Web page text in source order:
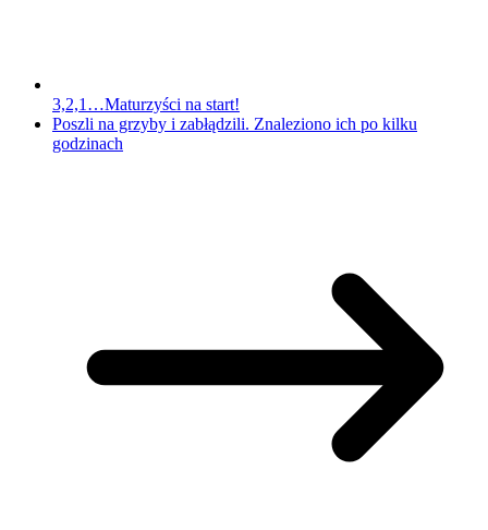
3,2,1…Maturzyści na start!
Poszli na grzyby i zabłądzili. Znaleziono ich po kilku
godzinach